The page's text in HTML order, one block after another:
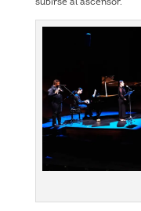
subirse al ascensor.